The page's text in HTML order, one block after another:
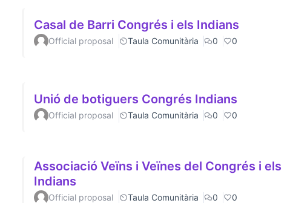
Casal de Barri Congrés i els Indians
Official proposal Taula Comunitària 0 0
Unió de botiguers Congrés Indians
Official proposal Taula Comunitària 0 0
Associació Veïns i Veïnes del Congrés i els
Indians
Official proposal Taula Comunitària 0 0